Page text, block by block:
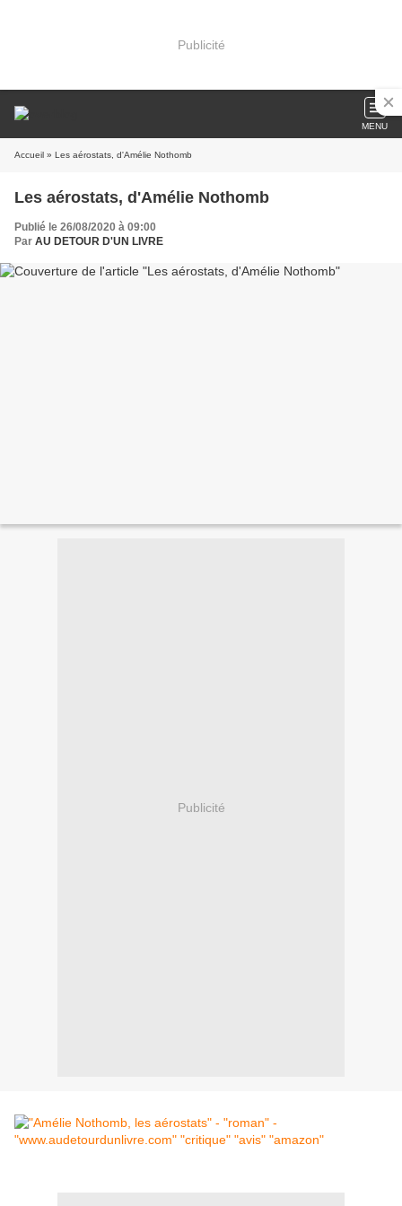
Publicité
MENU
Accueil » Les aérostats, d'Amélie Nothomb
Les aérostats, d'Amélie Nothomb
Publié le 26/08/2020 à 09:00
Par AU DETOUR D'UN LIVRE
Publicité